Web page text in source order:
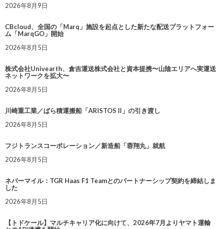
2026年8月9日
CBcloud、全国の「Marq」施設を起点とした新たな配送プラットフォー
ム「MarqGO」開始
2026年8月5日
株式会社Univearth、倉吉運送株式会社と資本提携〜山陰エリアへ実運送
ネットワークを拡大〜
2026年8月5日
川崎重工業／ばら積運搬船「ARISTOS II」の引き渡し
2026年8月5日
フジトランスコーポレーション／新造船「蓉翔丸」就航
2026年8月5日
ネバーマイル：TGR Haas F1 Teamとのパートナーシップ契約を締結しま
した
2026年8月5日
【トドケール】マルチキャリア化に向けて、2026年7月よりヤマト運輸